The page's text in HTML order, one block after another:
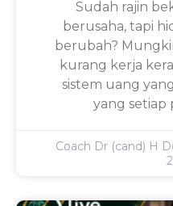
Sudah rajin
berusaha, tapi
berubah?
kurang kerja
sistem uang
yang setiap
Coach Dr (cand) H